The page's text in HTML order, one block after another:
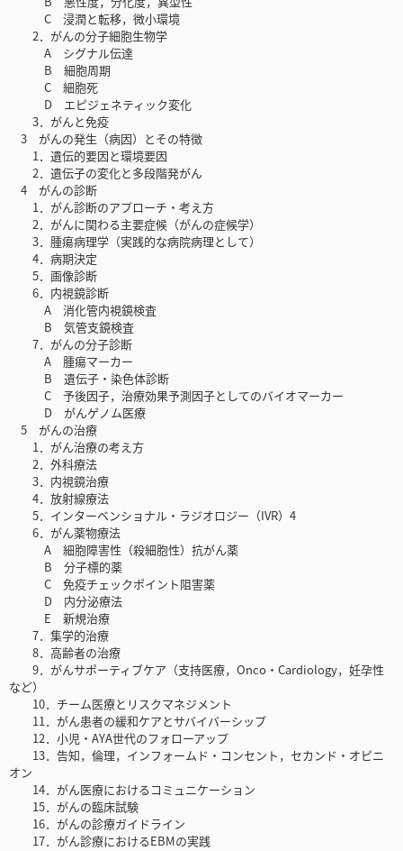
C 浸潤と転移，微小環境
2．がんの分子細胞生物学
A シグナル伝達
B 細胞周期
C 細胞死
D エピジェネティック変化
3．がんと免疫
3 がんの発生（病因）とその特徴
1．遺伝的要因と環境要因
2．遺伝子の変化と多段階発がん
4 がんの診断
1．がん診断のアプローチ・考え方
2．がんに関わる主要症候（がんの症候学）
3．腫瘍病理学（実践的な病院病理として）
4．病期決定
5．画像診断
6．内視鏡診断
A 消化管内視鏡検査
B 気管支鏡検査
7．がんの分子診断
A 腫瘍マーカー
B 遺伝子・染色体診断
C 予後因子，治療効果予測因子としてのバイオマーカー
D がんゲノム医療
5 がんの治療
1．がん治療の考え方
2．外科療法
3．内視鏡治療
4．放射線療法
5．インターベンショナル・ラジオロジー（IVR）4
6．がん薬物療法
A 細胞障害性（殺細胞性）抗がん薬
B 分子標的薬
C 免疫チェックポイント阻害薬
D 内分泌療法
E 新規治療
7．集学的治療
8．高齢者の治療
9．がんサポーティブケア（支持医療，Onco・Cardiology，妊孕性
など）
10．チーム医療とリスクマネジメント
11．がん患者の緩和ケアとサバイバーシップ
12．小児・AYA世代のフォローアップ
13．告知，倫理，インフォームド・コンセント，セカンド・オピニ
オン
14．がん医療におけるコミュニケーション
15．がんの臨床試験
16．がんの診療ガイドライン
17．がん診療におけるEBMの実践